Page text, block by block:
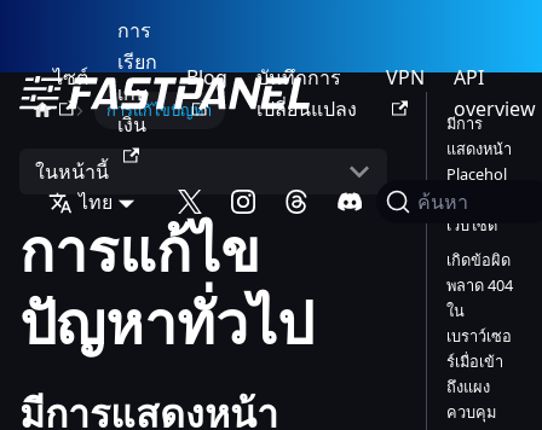
ไซต์
การ
เรียก
เก็บ
เงิน
Blog
บันทึกการ
เปลี่ยนแปลง
VPN
API
overview
ไทย ค้นหา
การแก้ไขปัญหา
ในหน้านี้
การแก้ไข
ปัญหาทั่วไป
มีการแสดงหน้า
มีการ
แสดงหน้า
Placehol
der แทน
เว็บไซต์
เกิดข้อผิด
พลาด 404
ใน
เบราว์เซอ
ร์เมื่อเข้า
ถึงแผง
ควบคุม